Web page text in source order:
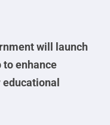
will launch
enhance